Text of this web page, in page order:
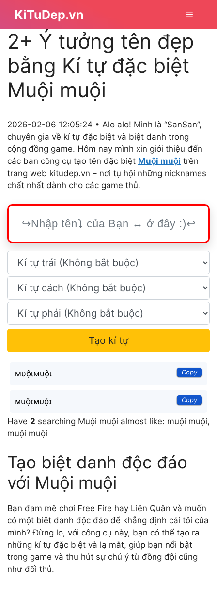
nội
dung
KiTuDep.vn Menu
2+ Ý tưởng tên đẹp
bằng Kí tự đặc biệt
Muội muội
2026-02-06 12:05:24 • Alo alo! Mình là “SanSan”,
chuyên gia về kí tự đặc biệt và biệt danh trong
cộng đồng game. Hôm nay mình xin giới thiệu đến
các bạn công cụ tạo tên đặc biệt Muội muội trên
trang web kitudep.vn – nơi tụ hội những nicknames
chất nhất dành cho các game thủ.
Tạo kí tự
мυộιмυộι Copy
ᴍᴜộɪᴍᴜộɪ Copy
Have 2 searching Muội muội almost like: muội muội,
muội muội
Tạo biệt danh độc đáo
với Muội muội
Bạn đam mê chơi Free Fire hay Liên Quân và muốn
có một biệt danh độc đáo để khẳng định cái tôi của
mình? Đừng lo, với công cụ này, bạn có thể tạo ra
những kí tự đặc biệt và lạ mắt, giúp bạn nổi bật
trong game và thu hút sự chú ý từ đồng đội cũng
như đối thủ.